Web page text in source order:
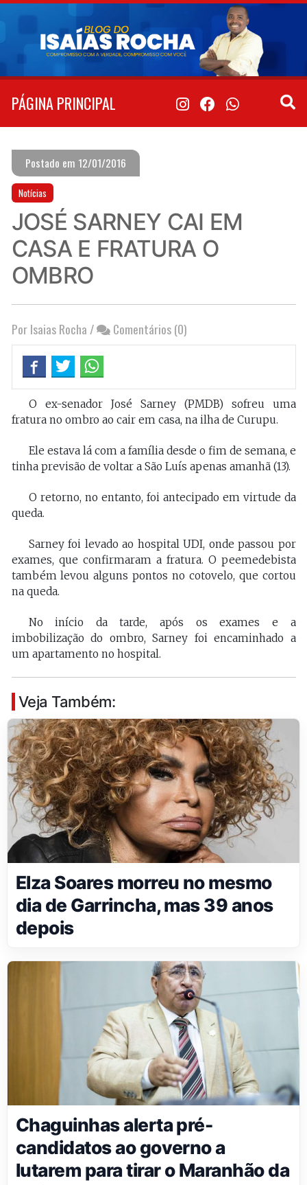
Pular
conteúdo
PÁGINA PRINCIPAL
Postado em 12/01/2016
Notícias
JOSÉ SARNEY CAI EM
CASA E FRATURA O
OMBRO
Por Isaias Rocha / Comentários (0)
O ex-senador José Sarney (PMDB) sofreu uma
fratura no ombro ao cair em casa, na ilha de Curupu.
Ele estava lá com a família desde o fim de semana, e
tinha previsão de voltar a São Luís apenas amanhã (13).
O retorno, no entanto, foi antecipado em virtude da
queda.
Sarney foi levado ao hospital UDI, onde passou por
exames, que confirmaram a fratura. O peemedebista
também levou alguns pontos no cotovelo, que cortou
na queda.
No início da tarde, após os exames e a
imbobilização do ombro, Sarney foi encaminhado a
um apartamento no hospital.
Veja Também:
Elza Soares morreu no mesmo
dia de Garrincha, mas 39 anos
depois
Chaguinhas alerta pré-
candidatos ao governo a
lutarem para tirar o Maranhão da